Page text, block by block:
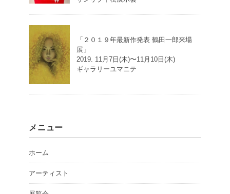
「２０１９年最新作発表 鶴田一郎来場
展」
2019. 11月7日(木)〜11月10日(木)
ギャラリーユマニテ
メニュー
ホーム
アーティスト